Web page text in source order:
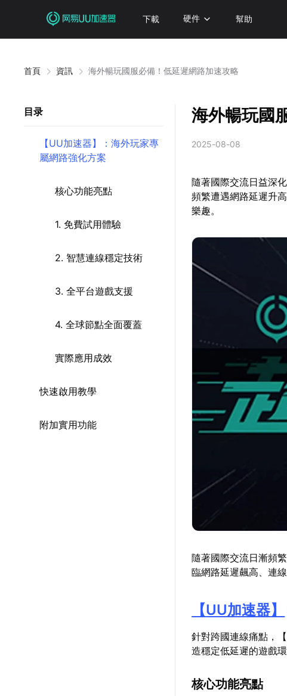
下載 硬件 幫助
首頁 資訊 海外暢玩國服必備！低延遲網路加速攻略
目录
【UU加速器】：海外玩家專
屬網路強化方案
核心功能亮點
1. 免費試用體驗
2. 智慧連線穩定技術
3. 全平台遊戲支援
4. 全球節點全面覆蓋
實際應用成效
快速啟用教學
附加實用功能
海外暢玩國
2025-08-08
隨著國際交流日益深
頻繁遭遇網路延遲升
樂趣。
隨著國際交流日漸頻
臨網路延遲飆高、連
【UU加速器】
針對跨國連線痛點，【
造穩定低延遲的遊戲
核心功能亮點